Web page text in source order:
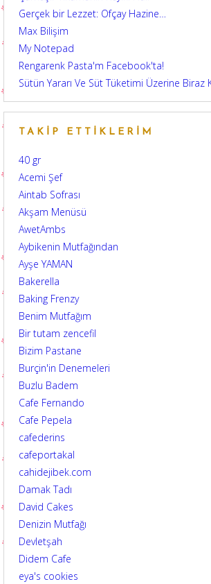
Gerçek bir Lezzet: Ofçay Hazine…
Max Bilişim
My Notepad
Rengarenk Pasta'm Facebook'ta!
Sütün Yararı Ve Süt Tüketimi Üzerine Biraz
TAKIP ETTIKLERIM
40 gr
Acemi Şef
Aintab Sofrası
Akşam Menüsü
AwetAmbs
Aybikenin Mutfağından
Ayşe YAMAN
Bakerella
Baking Frenzy
Benim Mutfağım
Bir tutam zencefil
Bizim Pastane
Burçin'in Denemeleri
Buzlu Badem
Cafe Fernando
Cafe Pepela
cafederins
cafeportakal
cahidejibek.com
Damak Tadı
David Cakes
Denizin Mutfağı
Devletşah
Didem Cafe
eya's cookies